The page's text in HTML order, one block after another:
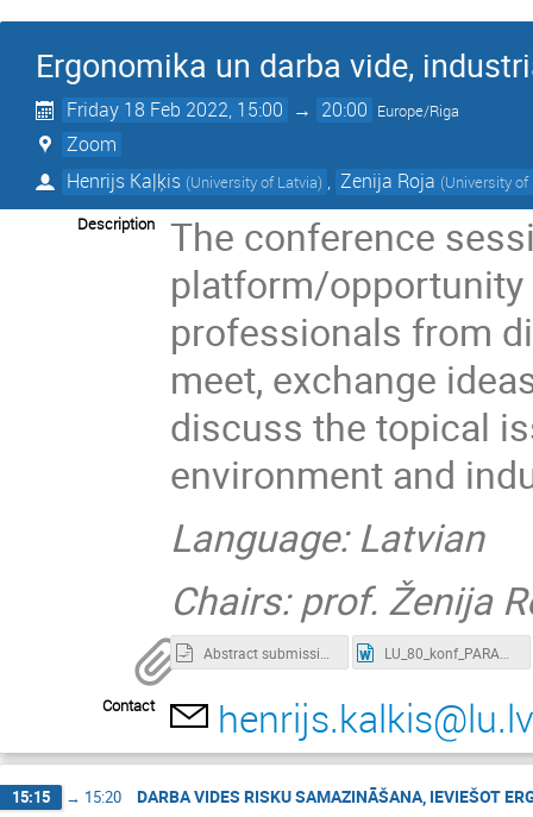
Ergonomika un darba vide,
Friday 18 Feb 2022, 15:00 → 20:00 Europe/Riga
Zoom
Henrijs Kaļķis (University of Latvia) , Zenija Roja (University of
Description
The conference
platform/opportunity
professionals from
meet, exchange
discuss the topical
environment and
Language: Latvian
Chairs: prof. Ženija
Abstract submission_Kopsavilkuma iesniegšana.odt LU_80_konf_PARAUGS.docx
Contact
15:15 → 15:20 DARBA VIDES RISKU SAMAZINĀŠANA, IEVIEŠOT